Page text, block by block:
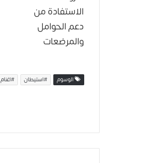
الوسوم #استيطان #اغنام